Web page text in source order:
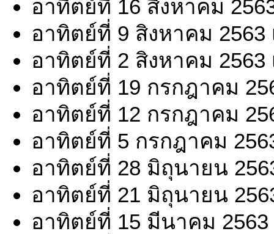
อาทิตย์ที่ 16 สิงหาคม
อาทิตย์ที่ 9 สิงหาคม 2563
อาทิตย์ที่ 2 สิงหาคม 2563
อาทิตย์ที่ 19 กรกฎาคม
อาทิตย์ที่ 12 กรกฎาคม
อาทิตย์ที่ 5 กรกฎาคม
อาทิตย์ที่ 28 มิถุนายน
อาทิตย์ที่ 21 มิถุนายน
อาทิตย์ที่ 15 มีนาคม 2563